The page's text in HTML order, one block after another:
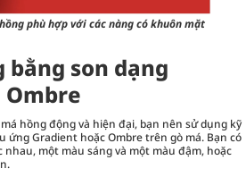
phù hợp với các nàng có khuôn mặt
son dạng
hồng động và hiện đại, bạn nên sử dụng kỹ
Gradient hoặc Ombre trên gò má. Bạn có
một màu sáng và một màu đậm, hoặc